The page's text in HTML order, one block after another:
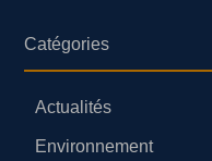
Catégories
Actualités
Environnement